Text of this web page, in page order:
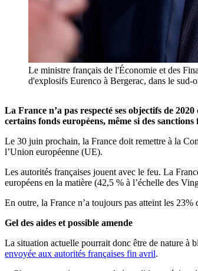
Le ministre français de l'Économie et des
d'explosifs Eurenco à Bergerac, dans le
La France n’a pas respecté ses objectifs de
certains fonds européens, même si des
Le 30 juin prochain, la France doit remettre à la
l’Union européenne (UE).
Les autorités françaises jouent avec le feu. La
européens en la matière (42,5 % à l’échelle des
En outre, la France n’a toujours pas atteint les
Gel des aides et possible amende
La situation actuelle pourrait donc être de nature à
envoyée aux autorités françaises fin avril.